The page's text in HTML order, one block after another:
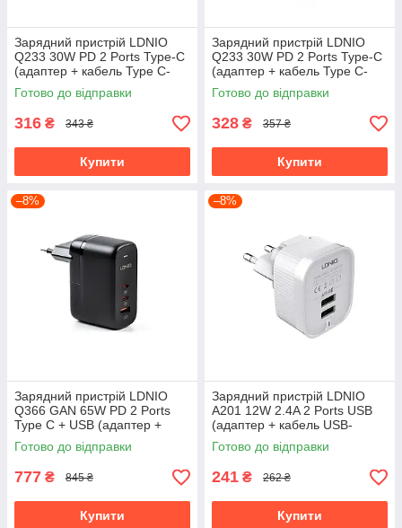
Зарядний пристрій LDNIO
Q233 30W PD 2 Ports Type-C
(адаптер + кабель Type C-
Type C)
Готово до відправки
316 ₴ 343 ₴
Купити
Зарядний пристрій LDNIO
Q233 30W PD 2 Ports Type-C
(адаптер + кабель Type C-
Lightining)
Готово до відправки
328 ₴ 357 ₴
Купити
–8%
Зарядний пристрій LDNIO
Q366 GAN 65W PD 2 Ports
Type C + USB (адаптер +
перехідник CN/EU)
Готово до відправки
777 ₴ 845 ₴
Купити
–8%
Зарядний пристрій LDNIO
A201 12W 2.4A 2 Ports USB
(адаптер + кабель USB-
Lightining)
Готово до відправки
241 ₴ 262 ₴
Купити